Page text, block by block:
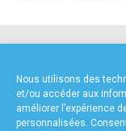
Nous utilisons des
et/ou accéder aux
améliorer l’expérience
personnalisées.